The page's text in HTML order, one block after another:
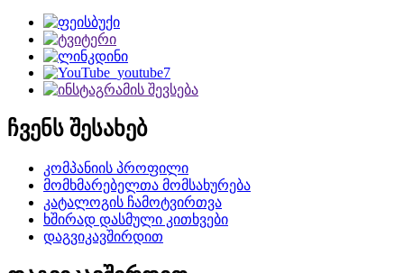
ჩვენს შესახებ
კომპანიის პროფილი
მომხმარებელთა მომსახურება
კატალოგის ჩამოტვირთვა
ხშირად დასმული კითხვები
დაგვიკავშირდით